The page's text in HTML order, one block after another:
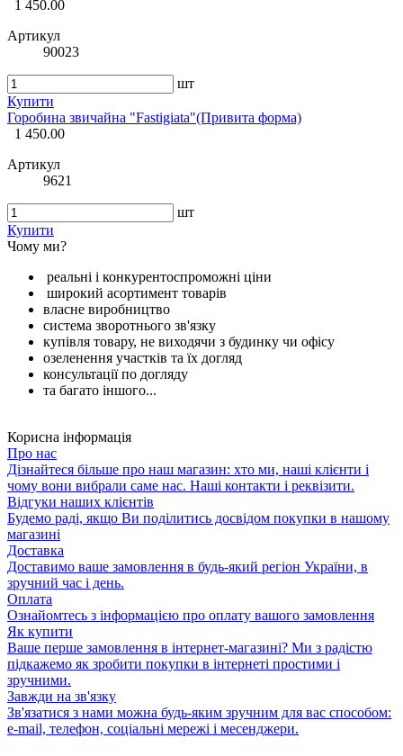
1 450.00
Артикул
90023
шт
Купити
Горобина звичайна "Fastigiata"(Привита форма)
1 450.00
Артикул
9621
шт
Купити
Чому ми?
реальні і конкурентоспроможні ціни
широкий асортимент товарів
власне виробництво
система зворотнього зв'язку
купівля товару, не виходячи з будинку чи офісу
озеленення участків та їх догляд
консультації по догляду
та багато іншого...
Корисна інформація
Про нас
Дізнайтеся більше про наш магазин: хто ми, наші клієнти і
чому вони вибрали саме нас. Наші контакти і реквізити.
Відгуки наших клієнтів
Будемо раді, якщо Ви поділитись досвідом покупки в нашому
магазині
Доставка
Доставимо ваше замовлення в будь-який регіон України, в
зручний час і день.
Оплата
Ознайомтесь з інформацією про оплату вашого замовлення
Як купити
Ваше перше замовлення в інтернет-магазині? Ми з радістю
підкажемо як зробити покупки в інтернеті простими і
зручними.
Завжди на зв'язку
Зв'язатися з нами можна будь-яким зручним для вас способом:
e-mail, телефон, соціальні мережі і месенджери.